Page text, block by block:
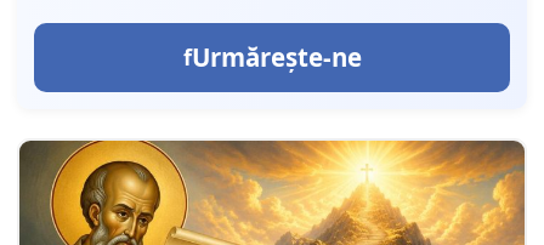
Urmărește-ne